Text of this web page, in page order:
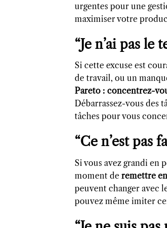
urgentes pour une
maximiser votre
“Je n’ai pas le
Si cette excuse est
de travail, ou un
Pareto : concentrez-
Débarrassez-vous des
tâches pour vous
“Ce n’est pas
Si vous avez grandi en
moment de remettre
peuvent changer avec
pouvez même imiter